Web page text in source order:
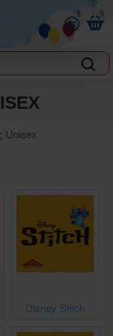
0 0
Unisex
Disney Stitch